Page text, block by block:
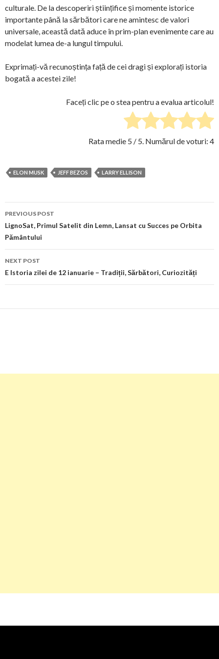
culturale. De la descoperiri științifice și momente istorice
importante până la sărbători care ne amintesc de valori
universale, această dată aduce în prim-plan evenimente care au
modelat lumea de-a lungul timpului.
Exprimați-vă recunoștința față de cei dragi și explorați istoria
bogată a acestei zile!
Faceți clic pe o stea pentru a evalua articolul!
Rata medie 5 / 5. Numărul de voturi: 4
ELON MUSK JEFF BEZOS LARRY ELLISON
Post
navigation
PREVIOUS POST
LignoSat, Primul Satelit din Lemn, Lansat cu Succes pe Orbita
Pământului
NEXT POST
E Istoria zilei de 12 ianuarie – Tradiții, Sărbători, Curiozități